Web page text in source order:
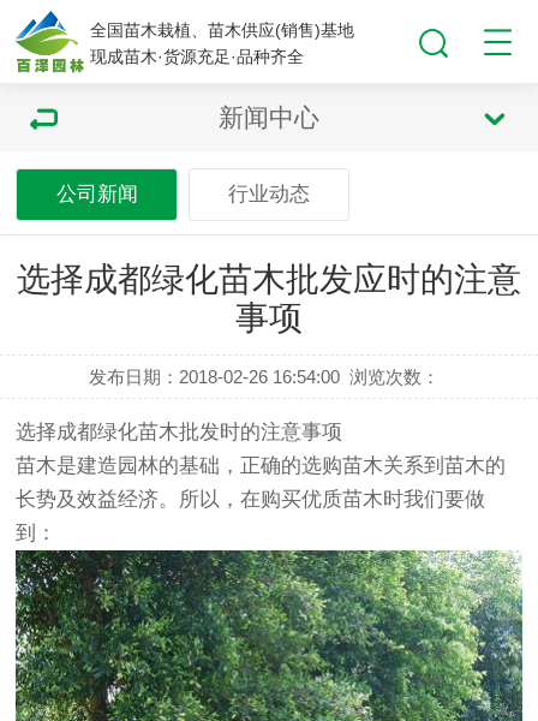
全国苗木栽植、苗木供应(销售)基地
现成苗木·货源充足·品种齐全
新闻中心
公司新闻 行业动态
选择成都绿化苗木批发应时的注意
事项​
发布日期：2018-02-26 16:54:00 浏览次数：
选择成都绿化苗木批发时的注意事项
苗木是建造园林的基础，正确的选购苗木关系到苗木的
长势及效益经济。所以，在购买优质苗木时我们要做
到：